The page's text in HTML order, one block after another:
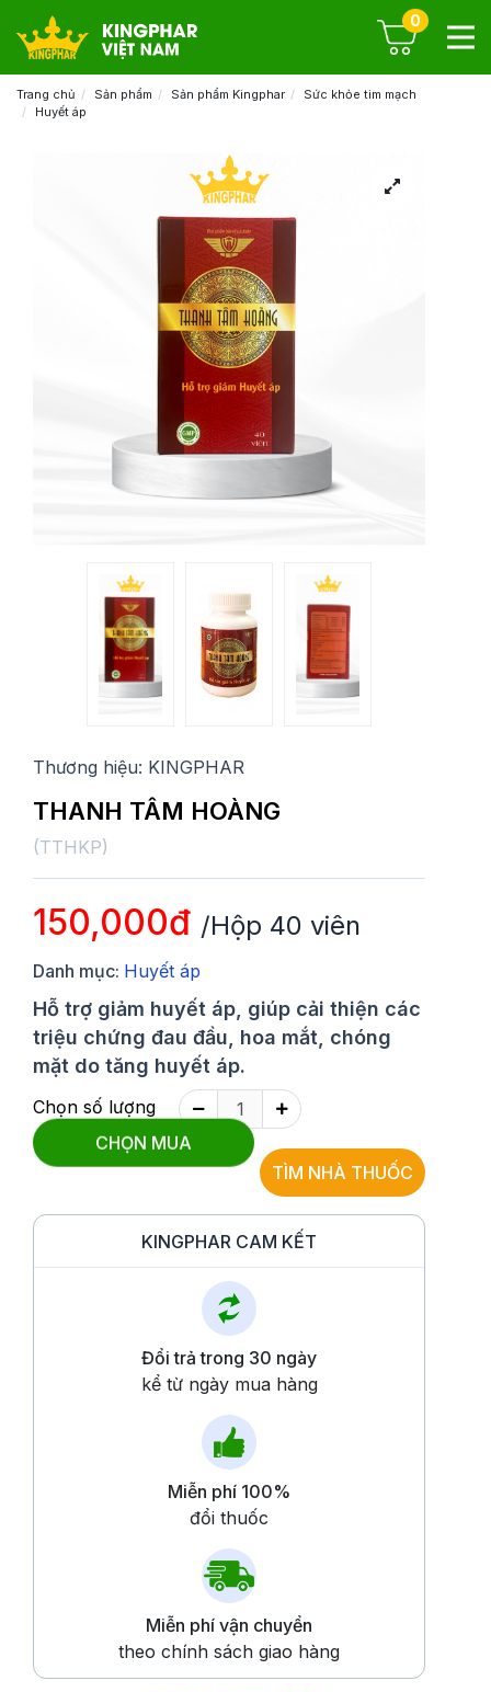
0
Trang chủ Sản phẩm Sản phẩm Kingphar
Sức khỏe tim mạch
Huyết áp
Thương hiệu: KINGPHAR
THANH TÂM HOÀNG
(TTHKP)
150,000đ /Hộp 40 viên
Danh mục: Huyết áp
Hỗ trợ giảm huyết áp, giúp cải thiện các
triệu chứng đau đầu, hoa mắt, chóng
mặt do tăng huyết áp.
Chọn số lượng
CHỌN MUA TÌM NHÀ THUỐC
KINGPHAR CAM KẾT
Đổi trả trong 30 ngày
kể từ ngày mua hàng
Miễn phí 100%
đổi thuốc
Miễn phí vận chuyển
theo chính sách giao hàng